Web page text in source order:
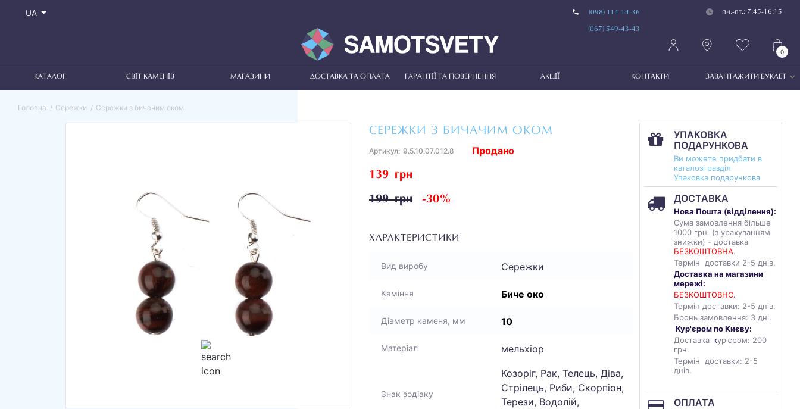
UA (098) 114-14-36
(067) 549-43-43
пн.-пт.: 7:45-16:15
0
КАТАЛОГ СВІТ КАМЕНІВ МАГАЗИНИ ДОСТАВКА ТА ОПЛАТА ГАРАНТІЇ ТА ПОВЕРНЕННЯ АКЦІЇ КОНТАКТИ ЗАВАНТАЖИТИ БУКЛЕТ
Головна Сережки Сережки з бичачим оком
СЕРЕЖКИ З БИЧАЧИМ ОКОМ
Артикул: 9.5.10.07.012.8
139 грн
199 грн -30%
Продано
ХАРАКТЕРИСТИКИ
Вид виробу Сережки
Каміння Биче око
Діаметр каменя, мм 10
Матеріал мельхіор
Знак зодіаку
Козоріг, Рак, Телець, Діва,
Стрілець, Риби, Скорпіон,
Терези, Водолій,
УПАКОВКА
ПОДАРУНКОВА
Ви можете придбати в
каталозі разділ
Упаковка подарункова
ДОСТАВКА
Нова Пошта (відділення):
Сума замовлення більше
1000 грн. (з урахуванням
знижки) - доставка
БЕЗКОШТОВНА.
Термін доставки 2-5 днів.
Доставка на магазини
мережі:
БЕЗКОШТОВНО.
Термін доставки: 2-5 днів.
Бронь замовлення: 3 дні.
Кур'єром по Києву:
Доставка кур'єром: 200
грн.
Термін доставки: 2-5
днів.
ОПЛАТА